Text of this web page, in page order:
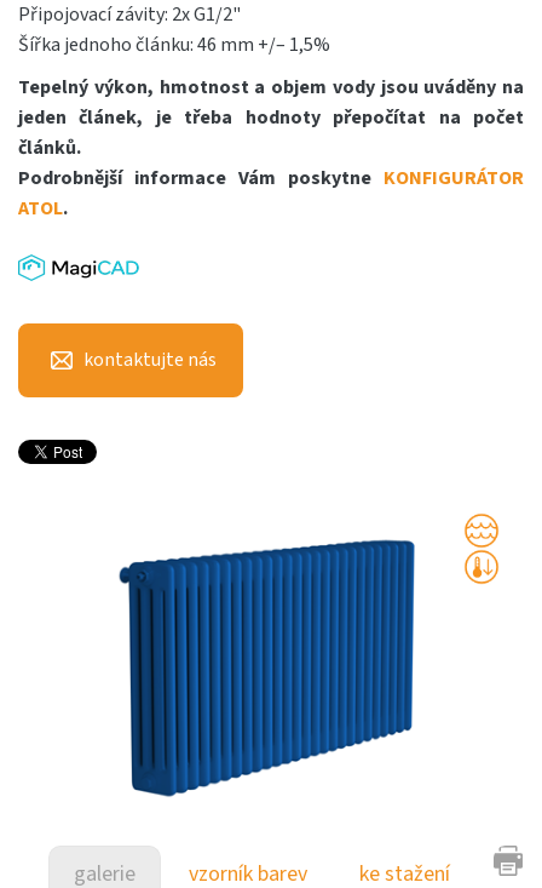
Připojovací závity: 2x G1/2"
Šířka jednoho článku: 46 mm +/– 1,5%
Tepelný výkon, hmotnost a objem vody jsou uváděny na
jeden článek, je třeba hodnoty přepočítat na počet
článků.
Podrobnější informace Vám poskytne KONFIGURÁTOR
ATOL.
kontaktujte nás
galerie vzorník barev ke stažení